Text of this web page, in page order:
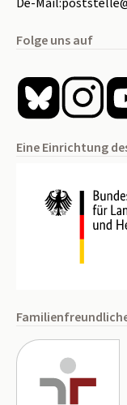
Folge uns auf
Eine Einrichtung